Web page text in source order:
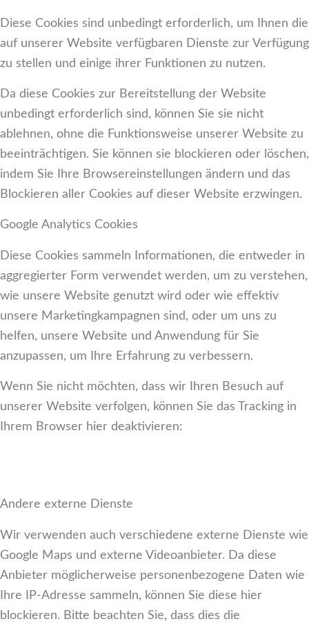
Diese Cookies sind unbedingt erforderlich, um Ihnen die
auf unserer Website verfügbaren Dienste zur Verfügung
zu stellen und einige ihrer Funktionen zu nutzen.
Da diese Cookies zur Bereitstellung der Website
unbedingt erforderlich sind, können Sie sie nicht
ablehnen, ohne die Funktionsweise unserer Website zu
beeinträchtigen. Sie können sie blockieren oder löschen,
indem Sie Ihre Browsereinstellungen ändern und das
Blockieren aller Cookies auf dieser Website erzwingen.
Google Analytics Cookies
Diese Cookies sammeln Informationen, die entweder in
aggregierter Form verwendet werden, um zu verstehen,
wie unsere Website genutzt wird oder wie effektiv
unsere Marketingkampagnen sind, oder um uns zu
helfen, unsere Website und Anwendung für Sie
anzupassen, um Ihre Erfahrung zu verbessern.
Wenn Sie nicht möchten, dass wir Ihren Besuch auf
unserer Website verfolgen, können Sie das Tracking in
Ihrem Browser hier deaktivieren:
Andere externe Dienste
Wir verwenden auch verschiedene externe Dienste wie
Google Maps und externe Videoanbieter. Da diese
Anbieter möglicherweise personenbezogene Daten wie
Ihre IP-Adresse sammeln, können Sie diese hier
blockieren. Bitte beachten Sie, dass dies die